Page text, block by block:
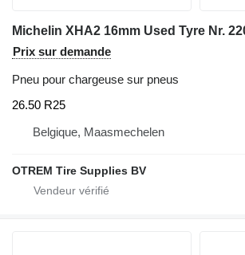
Michelin XHA2 16mm Used Tyre Nr.
Prix sur demande
Pneu pour chargeuse sur pneus
26.50 R25
Belgique, Maasmechelen
OTREM Tire Supplies BV